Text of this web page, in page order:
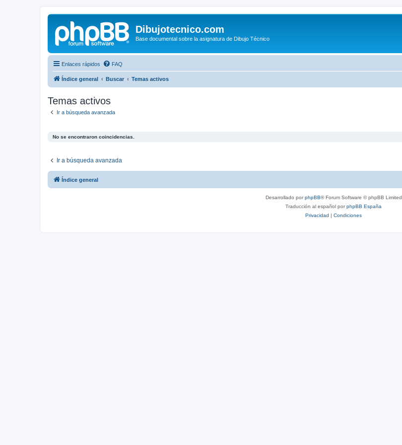
Dibujotecnico.com
Base documental sobre la asignatura de Dibujo Técnico
Enlaces rápidos FAQ
Índice general Buscar Temas activos
Temas activos
Ir a búsqueda avanzada
No se encontraron coincidencias.
Ir a búsqueda avanzada
Índice general
Desarrollado porphpBB® Forum Software © phpBB Limited
Traducción al español porphpBB España
Privacidad | Condiciones